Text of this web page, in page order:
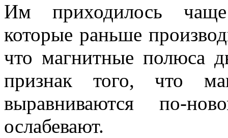
Им приходилось чаще
которые раньше
что магнитные полюса
признак того, что
выравниваются по-
ослабевают.